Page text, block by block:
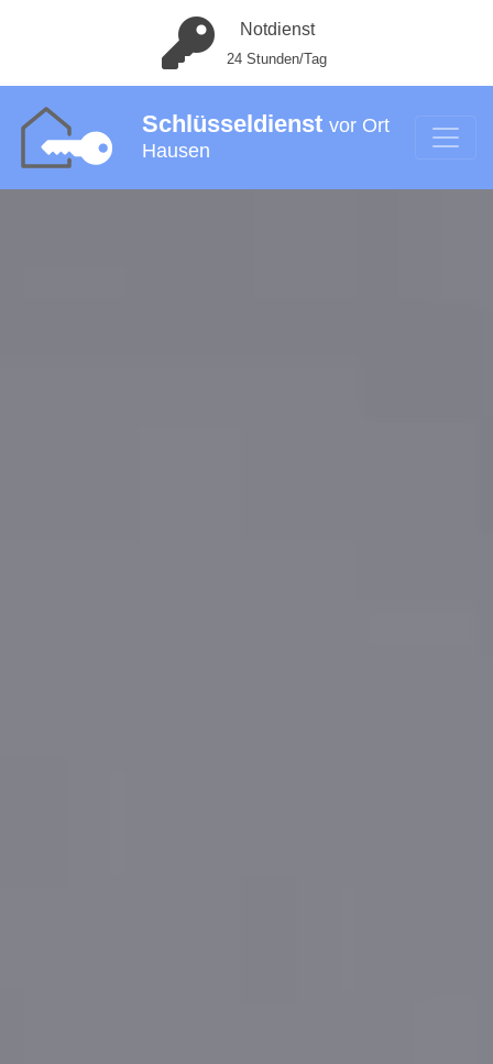
Notdienst
24 Stunden/Tag
Schlüsseldienst vor Ort
Hausen